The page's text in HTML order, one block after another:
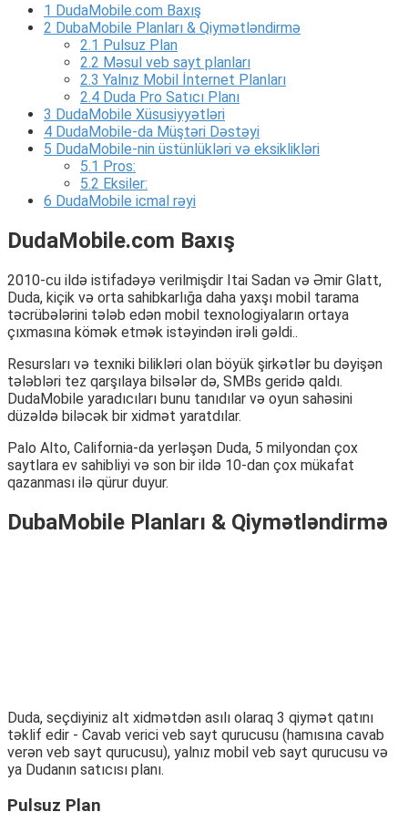
1 DudaMobile.com Baxış
2 DubaMobile Planları & Qiymətləndirmə
2.1 Pulsuz Plan
2.2 Məsul veb sayt planları
2.3 Yalnız Mobil İnternet Planları
2.4 Duda Pro Satıcı Planı
3 DudaMobile Xüsusiyyətləri
4 DudaMobile-da Müştəri Dəstəyi
5 DudaMobile-nin üstünlükləri və eksiklikləri
5.1 Pros:
5.2 Eksiler:
6 DudaMobile icmal rəyi
DudaMobile.com Baxış
2010-cu ildə istifadəyə verilmişdir Itai Sadan və Əmir Glatt,
Duda, kiçik və orta sahibkarlığa daha yaxşı mobil tarama
təcrübələrini tələb edən mobil texnologiyaların ortaya
çıxmasına kömək etmək istəyindən irəli gəldi..
Resursları və texniki bilikləri olan böyük şirkətlər bu dəyişən
tələbləri tez qarşılaya bilsələr də, SMBs geridə qaldı.
DudaMobile yaradıcıları bunu tanıdılar və oyun sahəsini
düzəldə biləcək bir xidmət yaratdılar.
Palo Alto, California-da yerləşən Duda, 5 milyondan çox
saytlara ev sahibliyi və son bir ildə 10-dan çox mükafat
qazanması ilə qürur duyur.
DubaMobile Planları & Qiymətləndirmə
Duda, seçdiyiniz alt xidmətdən asılı olaraq 3 qiymət qatını
təklif edir - Cavab verici veb sayt qurucusu (hamısına cavab
verən veb sayt qurucusu), yalnız mobil veb sayt qurucusu və
ya Dudanın satıcısı planı.
Pulsuz Plan